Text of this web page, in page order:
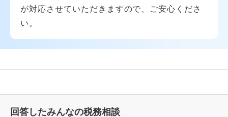
が対応させていただきますので、ご安心くださ
い。
回答したみんなの税務相談